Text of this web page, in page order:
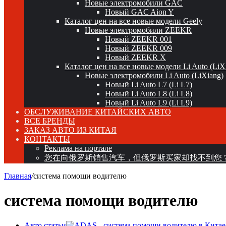
Новые электромобили GAC
Новый GAC Aion Y
Каталог цен на все новые модели Geely
Новые электромобили ZEEKR
Новый ZEEKR 001
Новый ZEEKR 009
Новый ZEEKR X
Каталог цен на все новые модели Li Auto
Новые электромобили Li Auto (LiXiang)
Новый Li Auto L7 (Li L7)
Новый Li Auto L8 (Li L8)
Новый Li Auto L9 (Li L9)
ОБСЛУЖИВАНИЕ КИТАЙСКИХ АВТО
ВСЕ БРЕНДЫ
ЗАКАЗ АВТО ИЗ КИТАЯ
КОНТАКТЫ
Реклама на портале
您在向俄罗斯销售汽车，但俄罗斯买家却找不到您
Главная/система помощи водителю
система помощи водителю